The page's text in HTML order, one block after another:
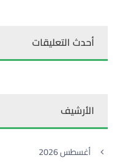
أحدث التعليقات
الأرشيف
أغسطس 2026